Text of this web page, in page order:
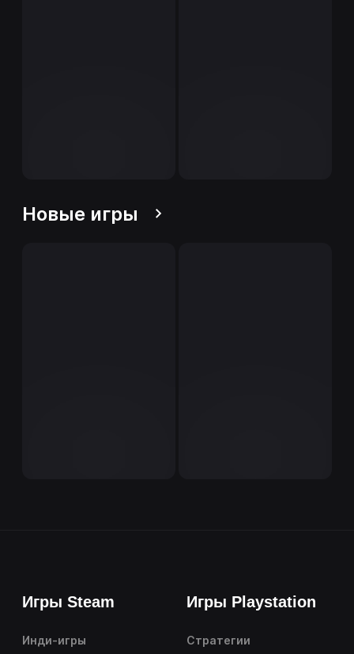
Новые игры
Игры Steam
Инди-игры
Игры Playstation
Стратегии